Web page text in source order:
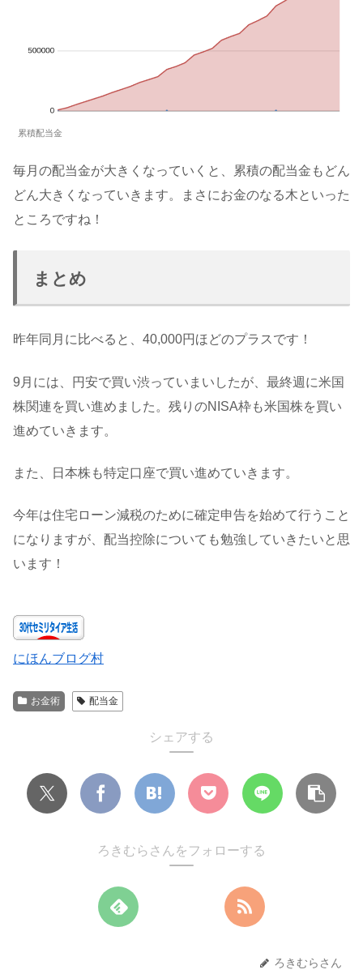
累積配当金
毎月の配当金が大きくなっていくと、累積の配当金もどん
どん大きくなっていきます。まさにお金のなる木といった
ところですね！
まとめ
昨年同月に比べると、40,000円ほどのプラスです！
9月には、円安で買い渋っていまいしたが、最終週に米国
株関連を買い進めました。残りのNISA枠も米国株を買い
進めていきます。
また、日本株も特定口座で買い進めていきます。
今年は住宅ローン減税のために確定申告を始めて行うこと
になりますが、配当控除についても勉強していきたいと思
います！
にほんブログ村
お金術 配当金
シェアする
ろきむらさんをフォローする
ろきむらさん